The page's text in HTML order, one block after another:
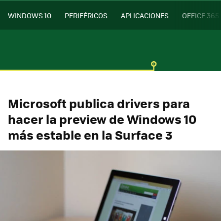
WINDOWS 10 PERIFÉRICOS APLICACIONES OFFICE 365
Microsoft publica drivers para
hacer la preview de Windows 10
más estable en la Surface 3